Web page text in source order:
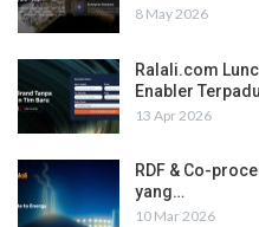
8 May 2026
Ralali.com
Enabler
13 Apr 2026
RDF & Co-
yang…
10 Mar 2026